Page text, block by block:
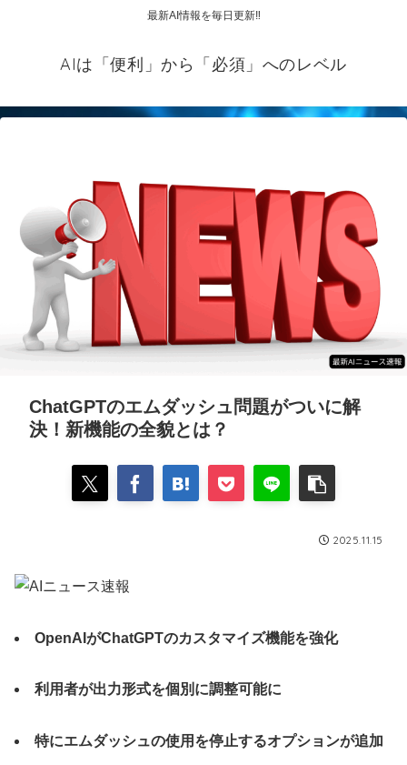
最新AI情報を毎日更新‼
AIは「便利」から「必須」へのレベル
ChatGPTのエムダッシュ問題がついに解
決！新機能の全貌とは？
2025.11.15
OpenAIがChatGPTのカスタマイズ機能を強化
利用者が出力形式を個別に調整可能に
特にエムダッシュの使用を停止するオプションが追加